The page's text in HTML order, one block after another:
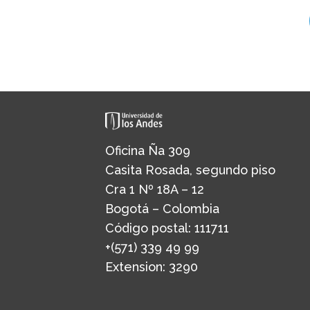
Oficina Ña 309
Casita Rosada, segundo piso
Cra 1 Nº 18A – 12
Bogotá – Colombia
Código postal: 111711
+(571) 339 49 99
Extension: 3290